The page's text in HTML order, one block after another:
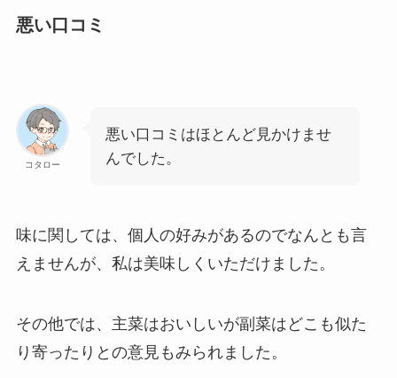
悪い口コミ
コタロー
悪い口コミはほとんど見かけませ
んでした。
味に関しては、個人の好みがあるのでなんとも言
えませんが、私は美味しくいただけました。
その他では、主菜はおいしいが副菜はどこも似た
り寄ったりとの意見もみられました。